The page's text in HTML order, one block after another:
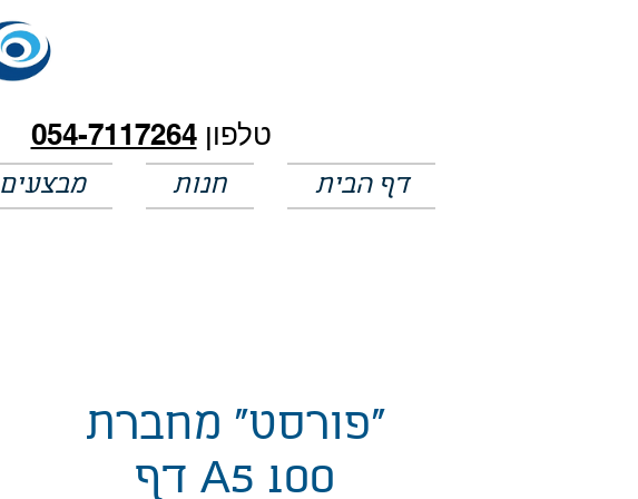
טלפון054-7117264
דף הבית חנות מבצעים
"פורסט" מחברת
A5 100 דף